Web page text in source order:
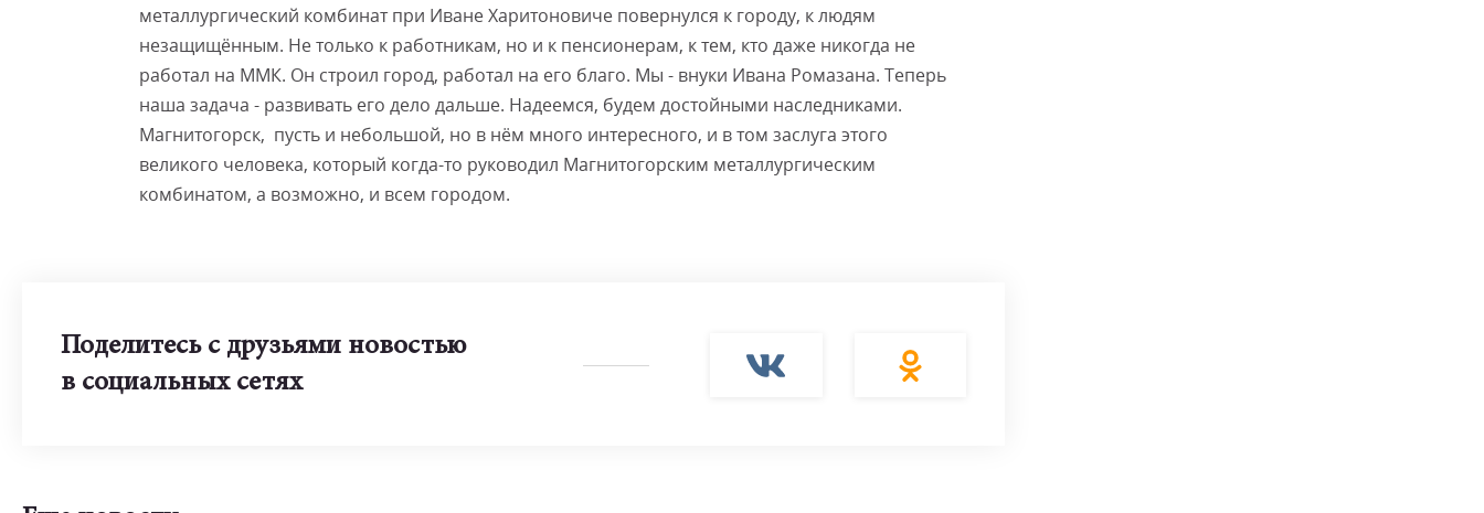
металлургический комбинат при Иване Харитоновиче повернулся к городу, к людям
незащищённым. Не только к работникам, но и к пенсионерам, к тем, кто даже никогда не
работал на ММК. Он строил город, работал на его благо. Мы - внуки Ивана Ромазана. Теперь
наша задача - развивать его дело дальше. Надеемся, будем достойными наследниками.
Магнитогорск, пусть и небольшой, но в нём много интересного, и в том заслуга этого
великого человека, который когда-то руководил Магнитогорским металлургическим
комбинатом, а возможно, и всем городом.
Поделитесь с друзьями новостью
в социальных сетях